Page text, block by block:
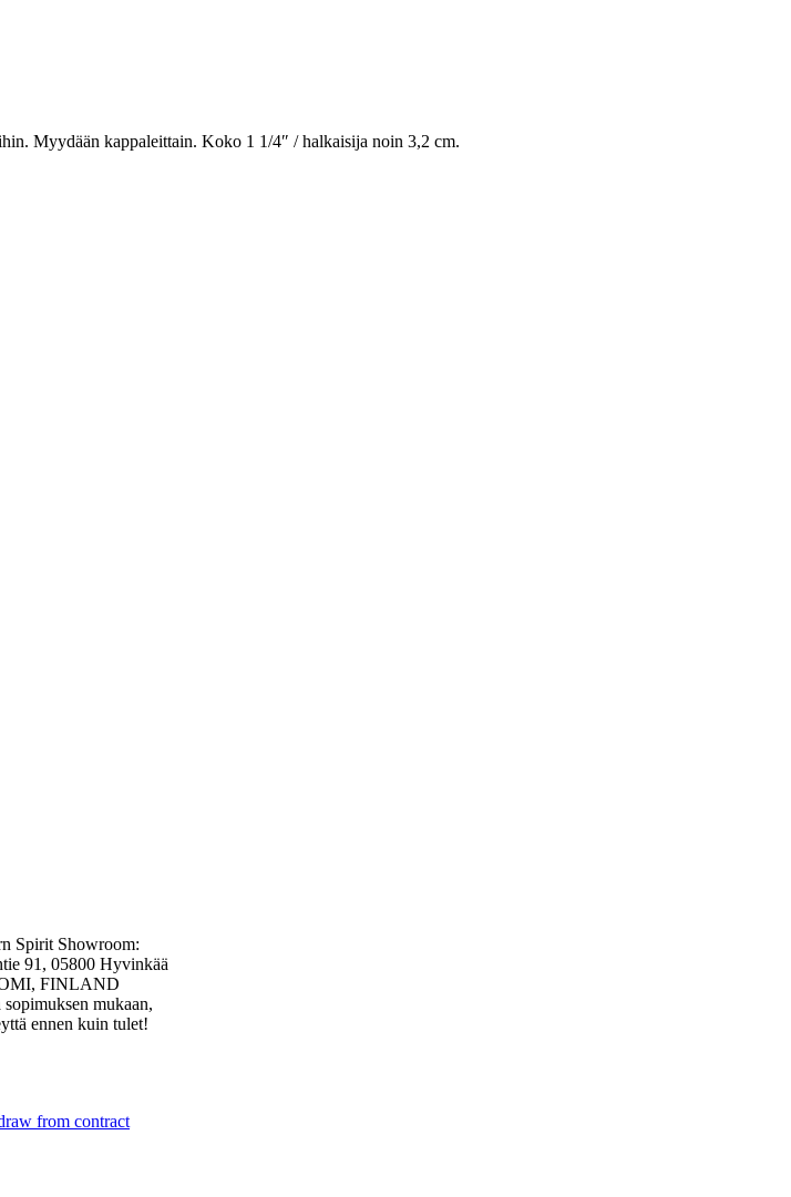
Myydään kappaleittain. Koko 1 1/4″ / halkaisija noin 3,2 cm.
Spirit Showroom:
91, 05800 Hyvinkää
FINLAND
mukaan,
ennen kuin tulet!
from contract